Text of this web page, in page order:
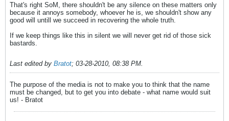
That's right SoM, there shouldn't be any silence on these matters only
because it annoys somebody, whoever he is, we shouldn't show any
good will untill we succeed in recovering the whole truth.
If we keep things like this in silent we will never get rid of those sick
bastards.
Last edited by Bratot; 03-28-2010, 08:38 PM.
The purpose of the media is not to make you to think that the name
must be changed, but to get you into debate - what name would suit
us! - Bratot